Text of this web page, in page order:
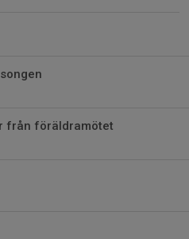
från föräldramötet